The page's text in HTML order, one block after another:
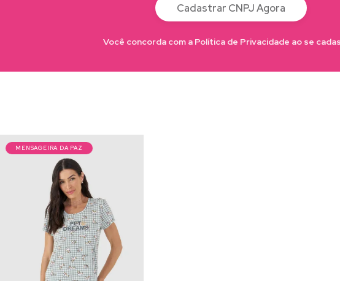
Cadastrar CNPJ Agora
Você concorda com a Política de Privacidade ao se
MENSAGEIRA DA PAZ